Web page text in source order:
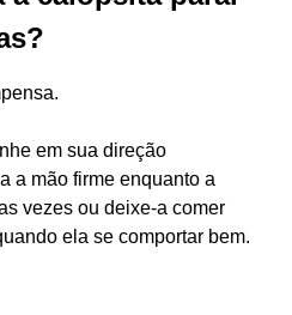
em sua direção
a mão firme enquanto a
vezes ou deixe-a comer
ela se comportar bem.